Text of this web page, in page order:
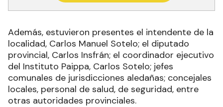
Además, estuvieron presentes el intendente de la
localidad, Carlos Manuel Sotelo; el diputado
provincial, Carlos Insfrán; el coordinador ejecutivo
del Instituto Paippa, Carlos Sotelo; jefes
comunales de jurisdicciones aledañas; concejales
locales, personal de salud, de seguridad, entre
otras autoridades provinciales.